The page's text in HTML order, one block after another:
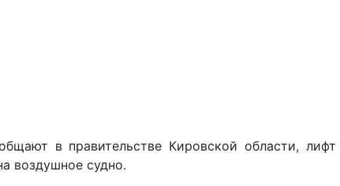
в правительстве Кировской области, лифт
воздушное судно.